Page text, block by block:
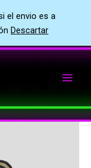
el envio es a
Descartar